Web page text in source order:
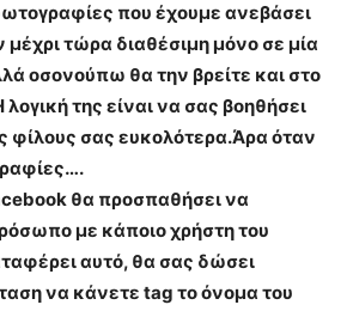
που έχουμε ανεβάσει
μέχρι τώρα διαθέσιμη μόνο σε μία
οσονούπω θα την βρείτε και στο
της είναι να σας βοηθήσει
φίλους σας ευκολότερα.Άρα όταν
θα προσπαθήσει να
με κάποιο χρήστη του
αυτό, θα σας δώσει
να κάνετε tag το όνομα του